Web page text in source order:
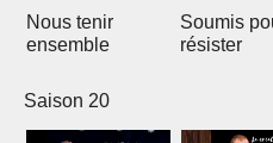
Nous tenir
ensemble
Soumis
résister
Saison 20